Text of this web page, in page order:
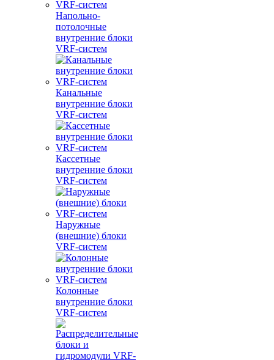
Напольно-
потолочные
внутренние блоки
VRF-систем
Канальные
внутренние блоки
VRF-систем
Кассетные
внутренние блоки
VRF-систем
Наружные
(внешние) блоки
VRF-систем
Колонные
внутренние блоки
VRF-систем